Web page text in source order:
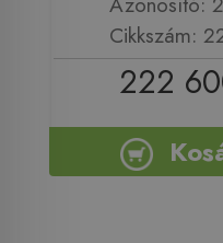
Cikkszám:
222